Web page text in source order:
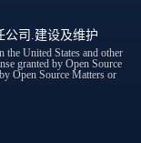
司 .建设及维护
United States and other
granted by Open Source
Open Source Matters or